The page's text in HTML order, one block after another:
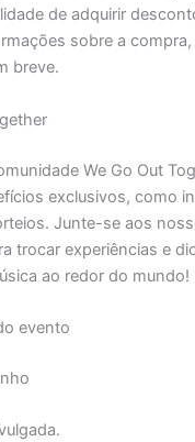
de adquirir
sobre a compra,
breve.
We Go Out
exclusivos, como
Junte-se aos
trocar experiências e
ao redor do mundo!
evento